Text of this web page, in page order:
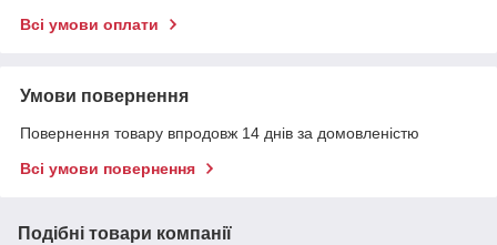
Всі умови оплати
Умови повернення
Повернення товару впродовж 14 днів за домовленістю
Всі умови повернення
Подібні товари компанії